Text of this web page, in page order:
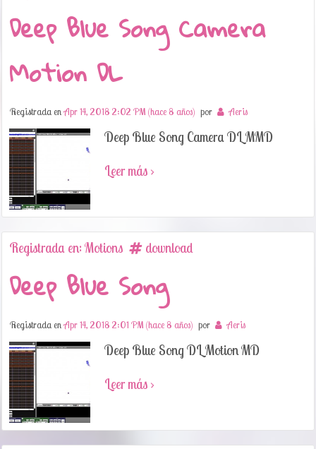
Deep Blue Song Camera
Motion DL
Registrada enApr 14, 2018 2:02 PM (hace 8 años) por Aeris
Deep Blue Song Camera DL MMD
Leer más ›
Registrada en: Motions download
Deep Blue Song
Registrada enApr 14, 2018 2:01 PM (hace 8 años) por Aeris
Deep Blue Song DL Motion MD
Leer más ›